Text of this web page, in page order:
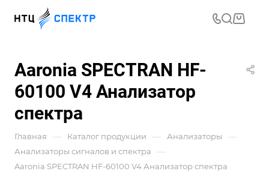
Aaronia SPECTRAN HF-
60100 V4 Анализатор
спектра
Главная — Каталог продукции — Анализаторы —
Анализаторы сигналов и спектра —
Aaronia SPECTRAN HF-60100 V4 Анализатор спектра